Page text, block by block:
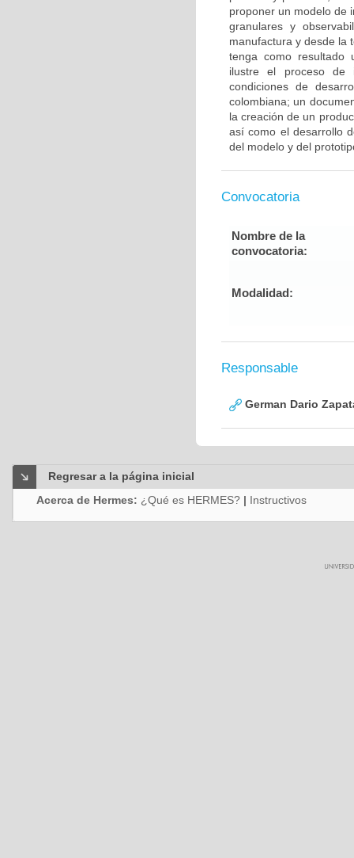
proponer un modelo de
granulares y
manufactura y desde la
tenga como resultado
ilustre el proceso de
condiciones de
colombiana; un
la creación de un
así como el desarrollo
del modelo y del
Convocatoria
Nombre de la
convocatoria:
Modalidad:
Responsable
German Dario
Regresar a la página inicial
Acerca de Hermes: ¿Qué es HERMES? | Instructivos